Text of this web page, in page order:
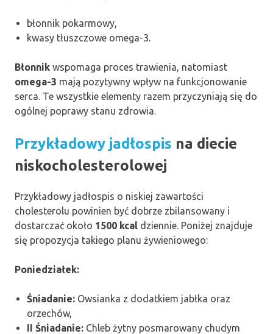
błonnik pokarmowy,
kwasy tłuszczowe omega-3.
Błonnik wspomaga proces trawienia, natomiast
omega-3 mają pozytywny wpływ na funkcjonowanie
serca. Te wszystkie elementy razem przyczyniają się do
ogólnej poprawy stanu zdrowia.
Przykładowy jadłospis na diecie
niskocholesterolowej
Przykładowy jadłospis o niskiej zawartości
cholesterolu powinien być dobrze zbilansowany i
dostarczać około 1500 kcal dziennie. Poniżej znajduje
się propozycja takiego planu żywieniowego:
Poniedziałek:
Śniadanie: Owsianka z dodatkiem jabłka oraz
orzechów,
II Śniadanie: Chleb żytny posmarowany chudym